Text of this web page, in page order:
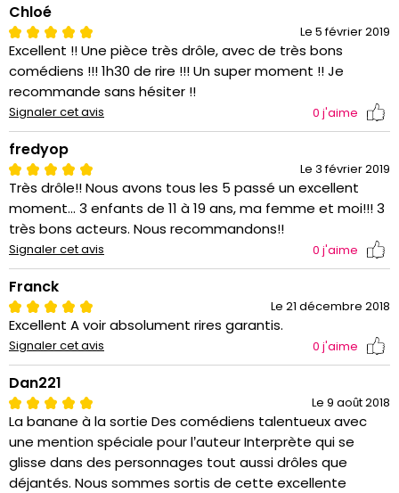
Chloé
Le 5 février 2019
Excellent !! Une pièce très drôle, avec de très bons
comédiens !!! 1h30 de rire !!! Un super moment !! Je
recommande sans hésiter !!
Signaler cet avis 0 j'aime
fredyop
Le 3 février 2019
Très drôle!! Nous avons tous les 5 passé un excellent
moment... 3 enfants de 11 à 19 ans, ma femme et moi!!! 3
très bons acteurs. Nous recommandons!!
Signaler cet avis 0 j'aime
Franck
Le 21 décembre 2018
Excellent A voir absolument rires garantis.
Signaler cet avis 0 j'aime
Dan221
Le 9 août 2018
La banane à la sortie Des comédiens talentueux avec
une mention spéciale pour l’auteur Interprète qui se
glisse dans des personnages tout aussi drôles que
déjantés. Nous sommes sortis de cette excellente